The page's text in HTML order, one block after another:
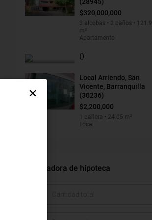
$320,000,000
3 alcobas • 2 baños • 121.9
m²
Apartamento
()
Local Arriendo, San
Vicente, Barranquilla
(30236)
$2,200,000
1 bañera • 24.05 m²
Local
Calculadora de hipoteca